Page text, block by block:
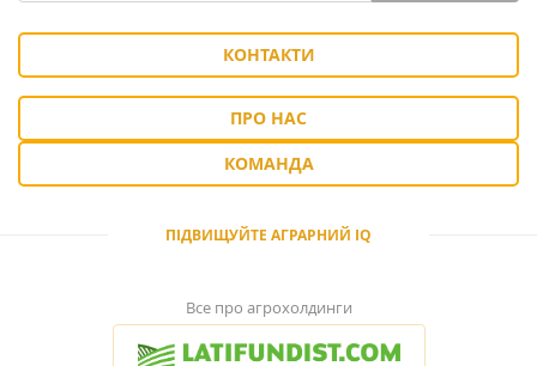
КОНТАКТИ
ПРО НАС
КОМАНДА
ПІДВИЩУЙТЕ АГРАРНИЙ IQ
Все про агрохолдинги